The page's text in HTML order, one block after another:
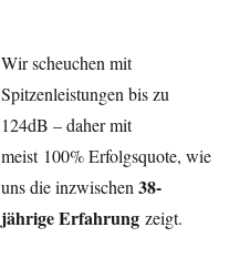
Wir scheuchen mit
Spitzenleistungen bis zu
124dB – daher mit
meist 100% Erfolgsquote, wie
uns die inzwischen38-
jährige Erfahrung zeigt.